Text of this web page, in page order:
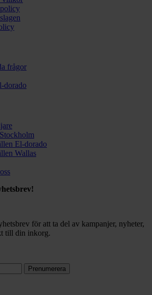
frågor
dorado
El-dorado
Wallas
för att ta del av kampanjer, nyheter,
till din inkorg.
Prenumerera